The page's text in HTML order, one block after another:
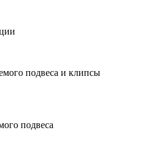
подвеса и клипсы
подвеса